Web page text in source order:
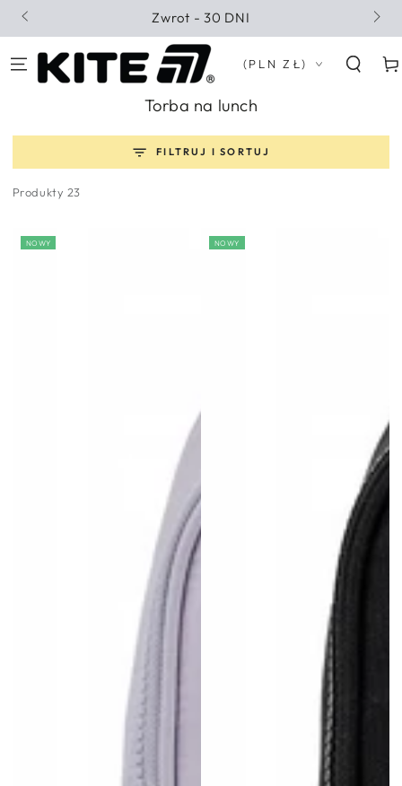
PRZEJDŹ DO
TREŚCI
Zwrot - 30 DNI
Kraj/region
(PLN ZŁ)
Kolekcja:
Torba na lunch
FILTRUJ I SORTUJ
Produkty 23
NOWY NOWY